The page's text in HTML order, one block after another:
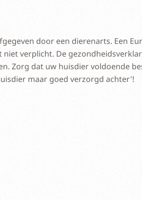
door een dierenarts. Een
verplicht. De
Zorg dat uw huisdier voldoende
maar goed verzorgd achter'!